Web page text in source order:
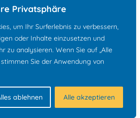
Privatsphäre
um Ihr Surferlebnis zu verbessern,
oder Inhalte einzusetzen und
zu analysieren. Wenn Sie auf „Alle
Sie der Anwendung von
ablehnen Alle akzeptieren